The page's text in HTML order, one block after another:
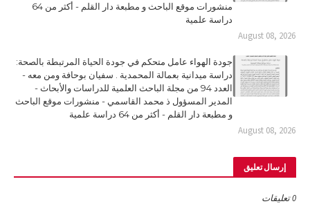
منشورات موقع الباحث و مطبعة دار القلم - أكثر من 64
دراسة علمية
August 08, 2026
جودة الهواء عامل متحكم في جودة الحياة المرتبطة بالصحة:
دراسة ميدانية بعمالة المحمدية . سفيان بوحافة ومن معه -
العدد 94 من مجلة الباحث العلمية للدراسات والأبحاث -
المدير المسؤول ذ محمد القاسمي - منشورات موقع الباحث
و مطبعة دار القلم - أكثر من 64 دراسة علمية
August 08, 2026
إرسال تعليق
0 تعليقات